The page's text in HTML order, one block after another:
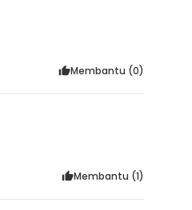
Membantu (0)
Membantu (1)